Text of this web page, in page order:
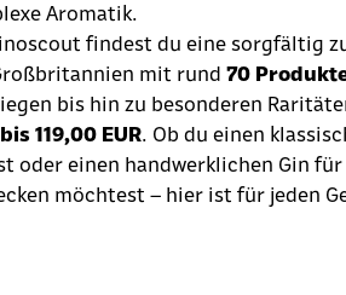
Aromatik.
findest du eine sorgfältig
mit rund 70
bis hin zu besonderen
119,00 EUR. Ob du einen
oder einen handwerklichen Gin
möchtest – hier ist für jeden